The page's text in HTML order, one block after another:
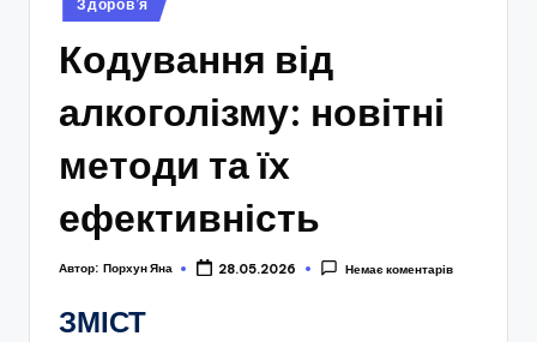
у
Здоров’я
Кодування від
алкоголізму: новітні
методи та їх
ефективність
Автор: Порхун Яна 28.05.2026 Немає коментарів
ЗМІСТ